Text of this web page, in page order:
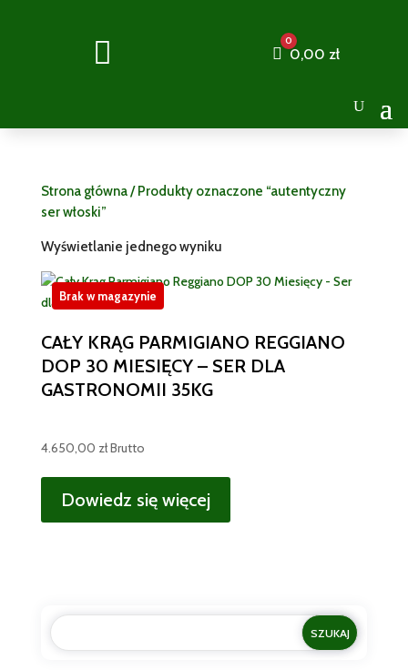
 Cart
0
0,00 zł
Strona główna/ Produkty oznaczone “autentyczny
ser włoski”
Wyświetlanie jednego wyniku
CAŁY KRĄG PARMIGIANO REGGIANO
DOP 30 MIESIĘCY – SER DLA
GASTRONOMII 35KG
4.650,00 złBrutto
Dowiedz się więcej
Brak w magazynie